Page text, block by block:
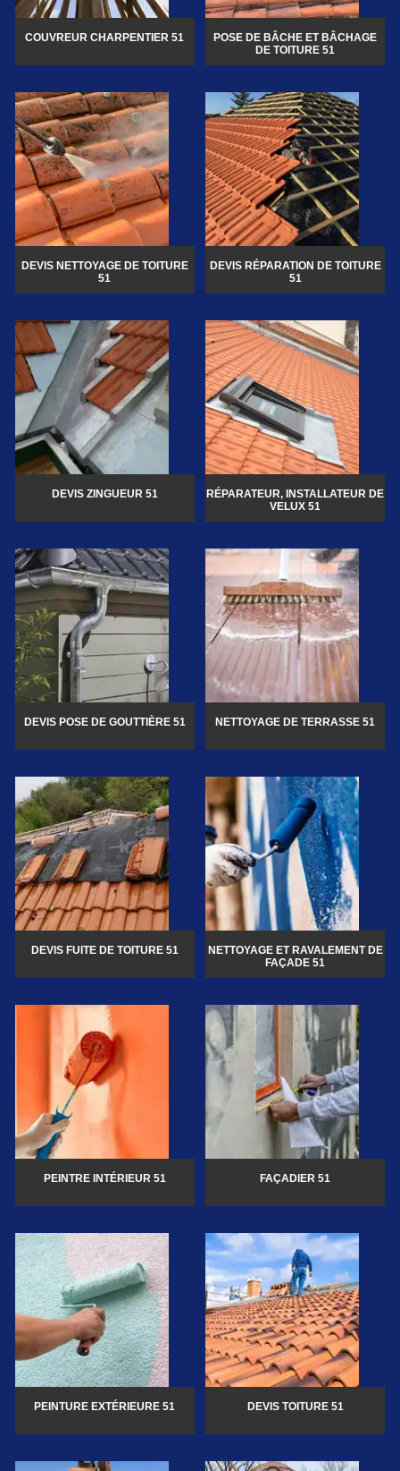
COUVREUR CHARPENTIER 51
POSE DE BÂCHE ET BÂCHAGE
DE TOITURE 51
DEVIS NETTOYAGE DE TOITURE
51
DEVIS RÉPARATION DE TOITURE
51
DEVIS ZINGUEUR 51
RÉPARATEUR, INSTALLATEUR DE
VELUX 51
DEVIS POSE DE GOUTTIÈRE 51 NETTOYAGE DE TERRASSE 51
DEVIS FUITE DE TOITURE 51
NETTOYAGE ET RAVALEMENT DE
FAÇADE 51
PEINTRE INTÉRIEUR 51 FAÇADIER 51
PEINTURE EXTÉRIEURE 51 DEVIS TOITURE 51